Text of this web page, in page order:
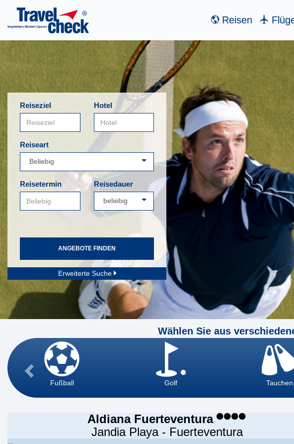
Reisen
Reiseziel Hotel
Reiseart
Reisetermin Reisedauer
ANGEBOTE FINDEN
Erweiterte Suche
Wählen Sie aus
Fußball Golf Tauchen
Aldiana Fuerteventura
Jandia Playa - Fuerteventura